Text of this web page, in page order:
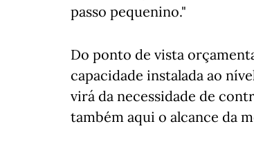
passo pequenino."
Do ponto de vista
capacidade instalada ao
virá da necessidade de
também aqui o alcance da